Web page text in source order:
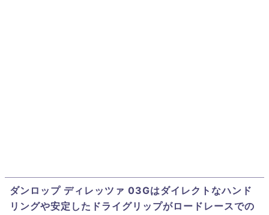
ダンロップ ディレッツァ 03Gはダイレクトなハンド
リングや安定したドライグリップがロードレースでの